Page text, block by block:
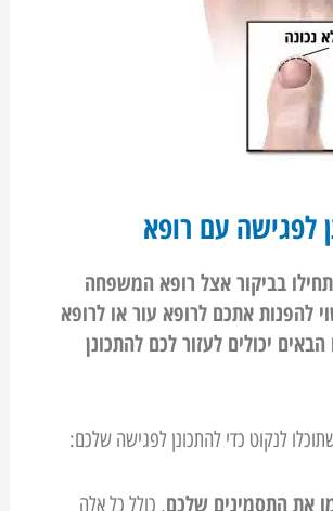
לפגישה עם רופא
בביקור אצל רופא המשפחה
להפנות אתכם לרופא עור או לרופא
יכולים לעזור לכם להתכונן
לנקוט כדי להתכונן לפגישה שלכם:
את התסמינים שלכם, כולל כל אלה